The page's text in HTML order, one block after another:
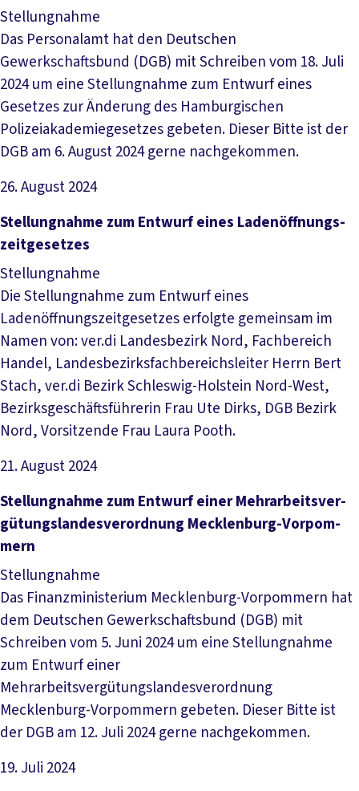
Stellungnahme
Das Personalamt hat den Deutschen
Gewerkschaftsbund (DGB) mit Schreiben vom 18. Juli
2024 um eine Stellungnahme zum Entwurf eines
Gesetzes zur Änderung des Hamburgischen
Polizeiakademiegesetzes gebeten. Dieser Bitte ist der
DGB am 6. August 2024 gerne nachgekommen.
26. August 2024
Datei herunterladen
Stel­lung­nah­me zum Ent­wurf ei­nes La­den­öff­nungs­
zeit­ge­set­zes
Stellungnahme
Die Stellungnahme zum Entwurf eines
Ladenöffnungszeitgesetzes erfolgte gemeinsam im
Namen von: ver.di Landesbezirk Nord, Fachbereich
Handel, Landesbezirksfachbereichsleiter Herrn Bert
Stach, ver.di Bezirk Schleswig-Holstein Nord-West,
Bezirksgeschäftsführerin Frau Ute Dirks, DGB Bezirk
Nord, Vorsitzende Frau Laura Pooth.
21. August 2024
Datei herunterladen
Stel­lung­nah­me zum Ent­wurf ei­ner Mehr­ar­beits­ver­
gü­tungs­lan­des­ver­ord­nung Meck­len­bur­g-Vor­pom­
mern
Stellungnahme
Das Finanzministerium Mecklenburg-Vorpommern hat
dem Deutschen Gewerkschaftsbund (DGB) mit
Schreiben vom 5. Juni 2024 um eine Stellungnahme
zum Entwurf einer
Mehrarbeitsvergütungslandesverordnung
Mecklenburg-Vorpommern gebeten. Dieser Bitte ist
der DGB am 12. Juli 2024 gerne nachgekommen.
19. Juli 2024